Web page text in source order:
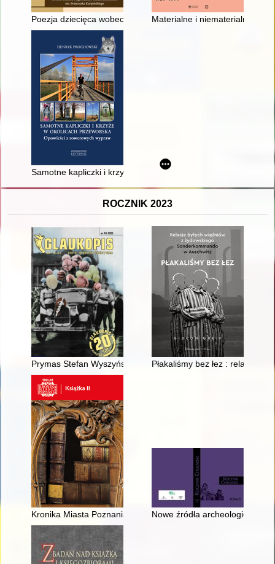
Poezja dziecięca wobec uczuć, czyli O emocjonalnej
Materialne i niematerialne
Samotne kapliczki i krzyże w okolicach Przeworska :
ROCZNIK 2023
Prymas Stefan Wyszyński jako przewodniczący Episkopatu
Płakaliśmy bez łez : relacje
Kronika Miasta Poznania. 2023, [nr] 4,Nowe źródła archeologiczne